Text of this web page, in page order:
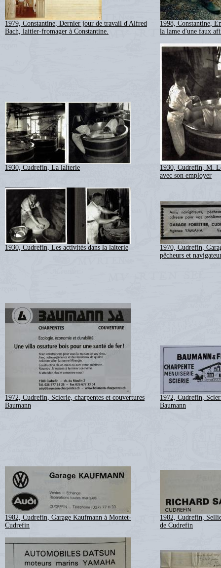
1979, Constantine, Dernier jour de travail d'Alfred
Bach, laitier-fromager à Constantine.
1998, Constantine,
la lame d'une faux
1930, Cudrefin, La laiterie
1930, Cudrefin, M.
avec son employer
1930, Cudrefin, Les activités dans la laiterie
1970, Cudrefin,
pêcheurs et
1972, Cudrefin, Scierie, charpentes et couvertures
Baumann
1972, Cudrefin,
Baumann
1982, Cudrefin, Garage Kaufmann à Montet-
Cudrefin
1982, Cudrefin,
de Cudrefin